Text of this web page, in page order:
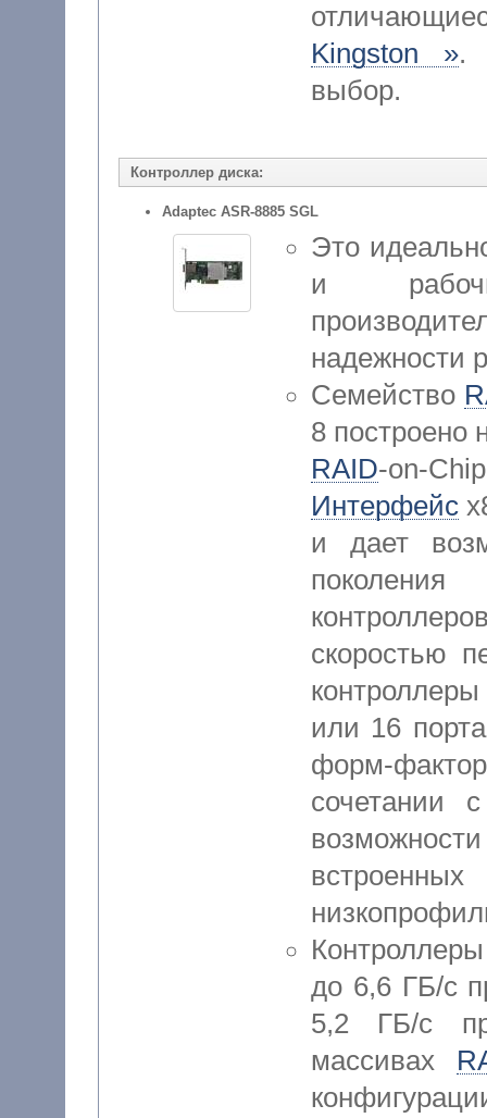
Kingston ».
выбор.
Контроллер диска:
Adaptec ASR-8885 SGL
Это
и
надежности
Семейство
8 построено
RAID-on-
Интерфейс
и дает
поколения
скоростью
контроллеры
или 16
форм-
сочетании
до 6,6 ГБ/с
5,2 ГБ/с
массивах